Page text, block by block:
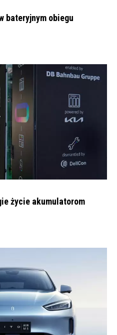
bateryjnym obiegu
życie akumulatorom